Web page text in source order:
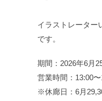
イラストレーター
です。
期間：2026年6月
営業時間：13:00
※休廊日：6月